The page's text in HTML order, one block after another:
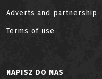
Adverts and partnership
Terms of use
NAPISZ DO NAS